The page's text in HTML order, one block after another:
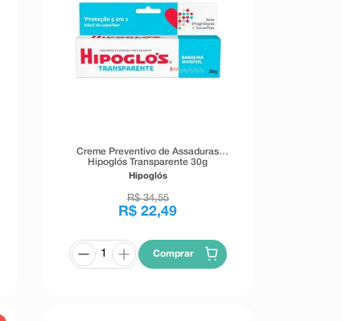
Creme Preventivo de Assaduras
Hipoglós Transparente 30g
Hipoglós
R$ 34,55
R$ 22,49
Comprar